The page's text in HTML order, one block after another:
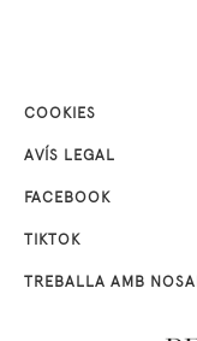
COOKIES
AVÍS LEGAL
FACEBOOK
TIKTOK
TREBALLA AMB